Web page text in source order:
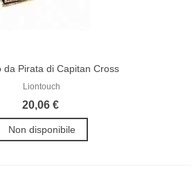
da Pirata di Capitan Cross
Liontouch
20,06 €
Non disponibile